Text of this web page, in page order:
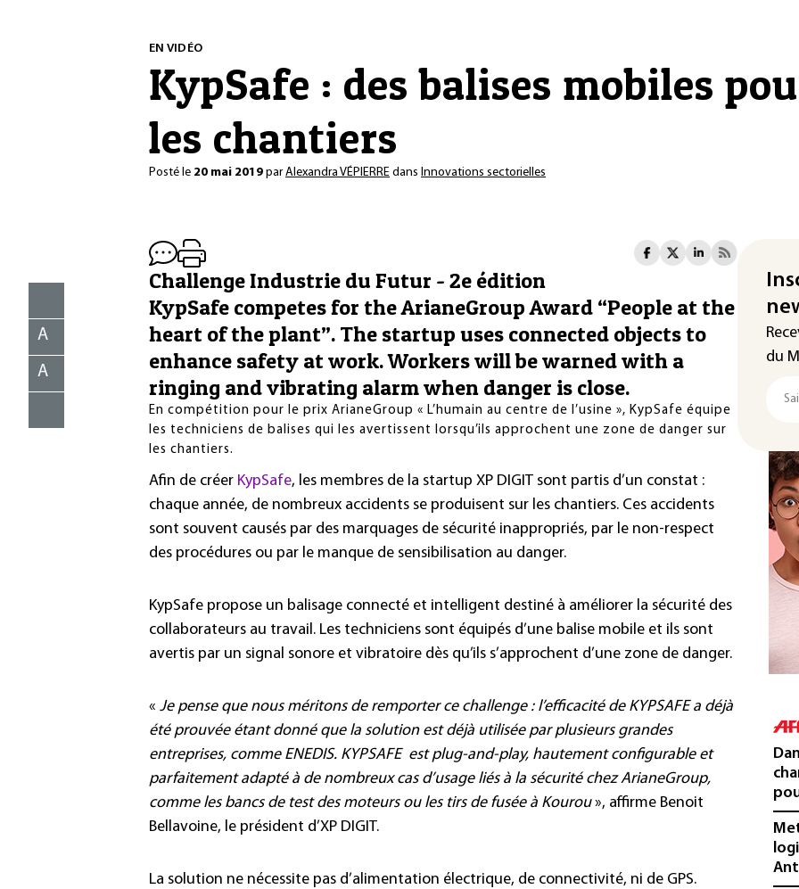
EN VIDÉO
KypSafe : des balises mobiles
les chantiers
Posté le 20 mai 2019 parAlexandra VÉPIERRE dans Innovations sectorielles
A
A
Challenge Industrie du Futur - 2e édition
KypSafe competes for the ArianeGroup Award “People at the
heart of the plant”. The startup uses connected objects to
enhance safety at work. Workers will be warned with a
ringing and vibrating alarm when danger is close.
En compétition pour le prix ArianeGroup « L’humain au centre de l’usine », KypSafe équipe
les techniciens de balises qui les avertissent lorsqu’ils approchent une zone de danger sur
les chantiers.
Afin de créer KypSafe, les membres de la startup XP DIGIT sont partis d’un constat :
chaque année, de nombreux accidents se produisent sur les chantiers. Ces accidents
sont souvent causés par des marquages de sécurité inappropriés, par le non-respect
des procédures ou par le manque de sensibilisation au danger.
KypSafe propose un balisage connecté et intelligent destiné à améliorer la sécurité des
collaborateurs au travail. Les techniciens sont équipés d’une balise mobile et ils sont
avertis par un signal sonore et vibratoire dès qu’ils s’approchent d’une zone de danger.
« Je pense que nous méritons de remporter ce challenge : l’efficacité de KYPSAFE a déjà
été prouvée étant donné que la solution est déjà utilisée par plusieurs grandes
entreprises, comme ENEDIS. KYPSAFE est plug-and-play, hautement configurable et
parfaitement adapté à de nombreux cas d’usage liés à la sécurité chez ArianeGroup,
comme les bancs de test des moteurs ou les tirs de fusée à Kourou», affirme Benoit
Bellavoine, le président d’XP DIGIT.
La solution ne nécessite pas d’alimentation électrique, de connectivité, ni de GPS.
du